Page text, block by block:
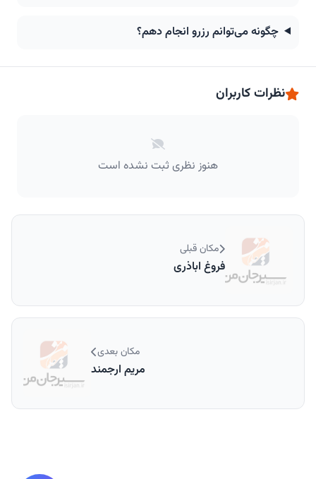
چگونه می‌توانم رزرو انجام دهم؟
نظرات کاربران
هنوز نظری ثبت نشده است
مکان قبلی
فروغ اباذری
مکان بعدی
مریم ارجمند